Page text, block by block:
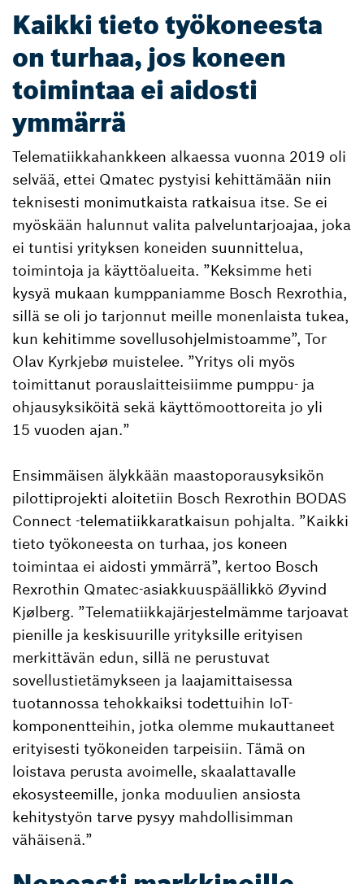
Kaikki tieto työkoneesta
on turhaa, jos koneen
toimintaa ei aidosti
ymmärrä
Telematiikkahankkeen alkaessa vuonna 2019 oli
selvää, ettei Qmatec pystyisi kehittämään niin
teknisesti monimutkaista ratkaisua itse. Se ei
myöskään halunnut valita palveluntarjoajaa, joka
ei tuntisi yrityksen koneiden suunnittelua,
toimintoja ja käyttöalueita. ”Keksimme heti
kysyä mukaan kumppaniamme Bosch Rexrothia,
sillä se oli jo tarjonnut meille monenlaista tukea,
kun kehitimme sovellusohjelmistoamme”, Tor
Olav Kyrkjebø muistelee. ”Yritys oli myös
toimittanut porauslaitteisiimme pumppu- ja
ohjausyksiköitä sekä käyttömoottoreita jo yli
15 vuoden ajan.”
Ensimmäisen älykkään maastoporausyksikön
pilottiprojekti aloitetiin Bosch Rexrothin BODAS
Connect ‑telematiikkaratkaisun pohjalta. ”Kaikki
tieto työkoneesta on turhaa, jos koneen
toimintaa ei aidosti ymmärrä”, kertoo Bosch
Rexrothin Qmatec-asiakkuuspäällikkö Øyvind
Kjølberg. ”Telematiikkajärjestelmämme tarjoavat
pienille ja keskisuurille yrityksille erityisen
merkittävän edun, sillä ne perustuvat
sovellustietämykseen ja laajamittaisessa
tuotannossa tehokkaiksi todettuihin IoT-
komponentteihin, jotka olemme mukauttaneet
erityisesti työkoneiden tarpeisiin. Tämä on
loistava perusta avoimelle, skaalattavalle
ekosysteemille, jonka moduulien ansiosta
kehitystyön tarve pysyy mahdollisimman
vähäisenä.”